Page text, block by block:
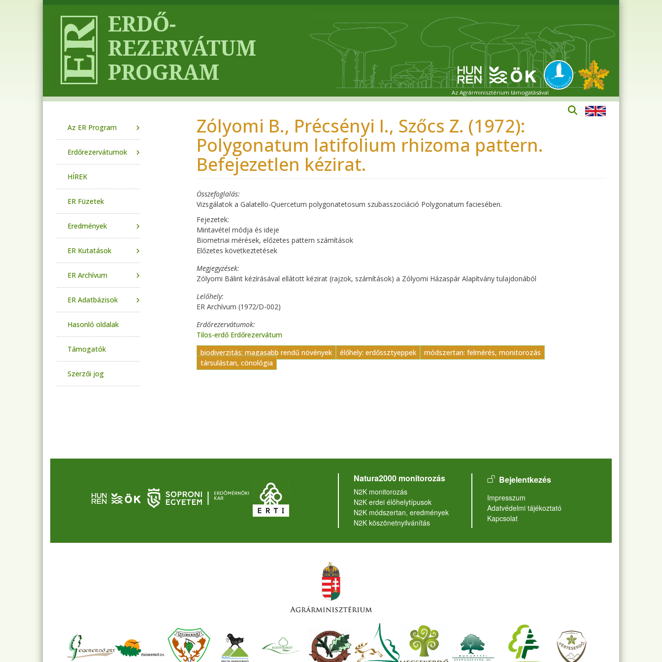
Az Agrárminisztérium támogatásával
Zólyomi B., Précsényi I., Szőcs Z. (1972):
Polygonatum latifolium rhizoma pattern.
Befejezetlen kézirat.
Összefoglalás
Vizsgálatok a Galatello-Quercetum polygonatetosum szubasszociáció Polygonatum faciesében.
Fejezetek:
Mintavétel módja és ideje
Biometriai mérések, előzetes pattern számítások
Előzetes következtetések
Megjegyzések
Zólyomi Bálint kézírásával ellátott kézirat (rajzok, számítások) a Zólyomi Házaspár Alapítvány tulajdonából
Lelőhely
ER Archívum (1972/D-002)
Erdőrezervátumok
Tilos-erdő Erdőrezervátum
biodiverzitás: magasabb rendű növények
élőhely: erdőssztyeppek
módszertan: felmérés, monitorozás
társulástan, cönológia
Az ER Program
Erdőrezervátumok
HÍREK
ER Füzetek
Eredmények
ER Kutatások
ER Archívum
ER Adatbázisok
Hasonló oldalak
Támogatók
Szerzői jog
Natura2000 monitorozás
N2K monitorozás
N2K erdei élőhelytípusok
N2K módszertan, eredmények
N2K köszönetnyilvánítás
User account menu
Bejelentkezés
Lábléc
Impresszum
Adatvédelmi tájékoztató
Kapcsolat